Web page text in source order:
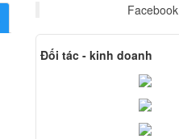
Facebook
Đối tác - kinh doanh